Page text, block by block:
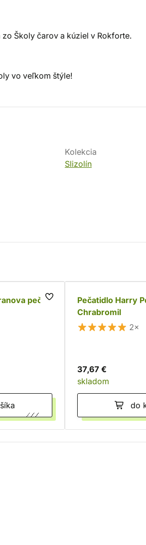
Školy čarov a kúziel v Rokforte.
vo veľkom štýle!
Kolekcia
Slizolín
pečať
Pečatidlo Harry
Chrabromil
2×
37,67 €
skladom
do